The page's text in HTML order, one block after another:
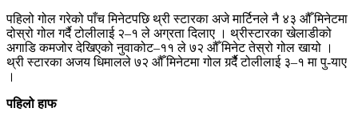
पहिलो गोल गरेको पाँच मिनेटपछि थ्री स्टारका अजे मार्टिनले नै ४३ औँ मिनेटमा
दोस्रो गोल गर्दै टोलीलाई २–१ ले अग्रता दिलाए । थ्रीस्टारका खेलाडीको
अगाडि कमजोर देखिएको नुवाकोट–११ ले ७२ औँ मिनेट तेस्रो गोल खायो ।
थ्री स्टारका अजय धिमालले ७२ औँ मिनेटमा गोल गर्र्दैै टोलीलाई ३–१ मा पु-याए
।
पहिलो हाफ